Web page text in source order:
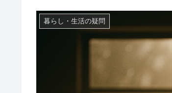
暮らし・生活の疑問